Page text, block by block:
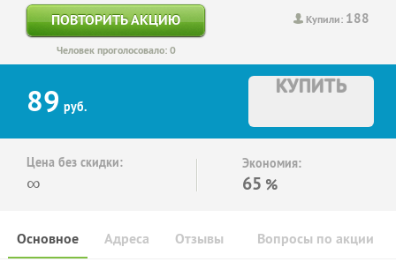
Купили: 188
ПОВТОРИТЬ АКЦИЮ
Человек проголосовало: 0
89 руб.
КУПИТЬ
Цена без скидки:
∞
Экономия:
65 %
Основное Отзывы Вопросы по акции
Адреса